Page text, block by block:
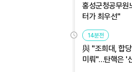
홍성군청공무
터가 최우선"
14분전
與 "조희대, 합
미뤄"…탄핵은 '